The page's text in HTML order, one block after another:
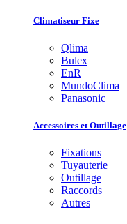
Climatiseur Fixe
Qlima
Bulex
EnR
MundoClima
Panasonic
Accessoires et Outillage
Fixations
Tuyauterie
Outillage
Raccords
Autres